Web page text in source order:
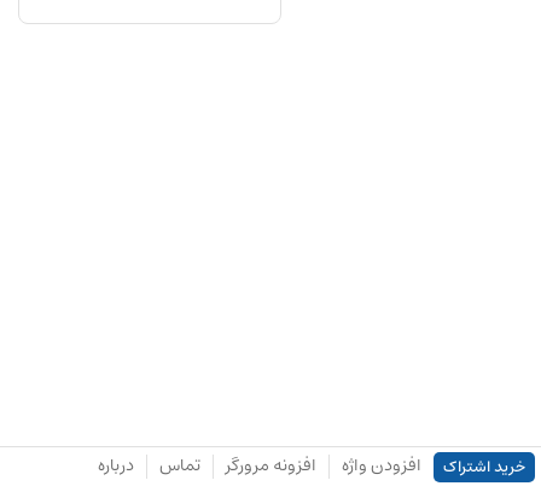
خرید اشتراک افزودن واژه افزونه مرورگر تماس درباره